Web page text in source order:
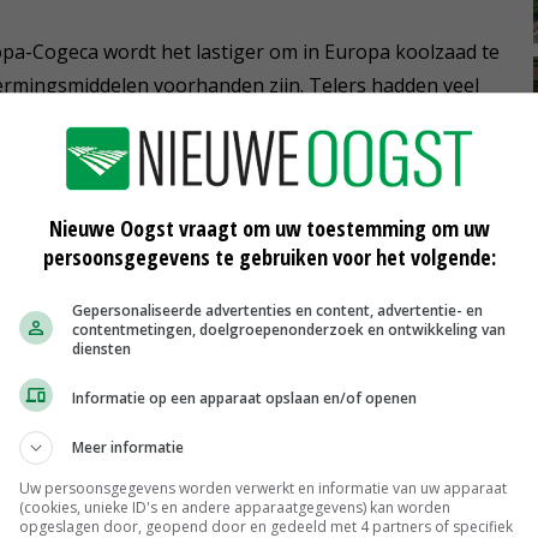
Cogeca wordt het lastiger om in Europa koolzaad te
voorhanden zijn. Telers hadden veel
de droogte bij de inzaai spelbreker.
van koolzaad lager uit dan verwacht. Toen speelde de
te vullen – het verbruik van koolzaadolie ging
in.
in Bonn lag de Europese importbehoefte in het
bijna 1 miljoen ton hoger dan in het voorgaande
door veel meer naar de EU te exporteren, terwijl de
of daalden.
zo'n 4,3 miljoen ton koolzaad importeert, waarvan
Nieuwe Oogst vraagt om uw toestemming om uw
persoonsgegevens te gebruiken voor het volgende:
Gepersonaliseerde advertenties en content, advertentie- en
contentmetingen, doelgroepenonderzoek en ontwikkeling van
diensten
Informatie op een apparaat opslaan en/of openen
Meer informatie
Uw persoonsgegevens worden verwerkt en informatie van uw apparaat
(cookies, unieke ID's en andere apparaatgegevens) kan worden
opgeslagen door, geopend door en gedeeld met 4 partners of specifiek